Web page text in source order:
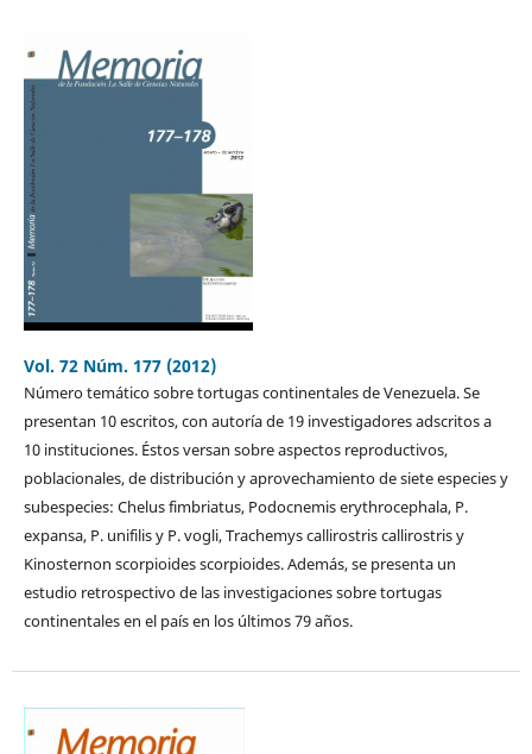
Vol. 72 Núm. 177 (2012)
Número temático sobre tortugas continentales de Venezuela. Se
presentan 10 escritos, con autoría de 19 investigadores adscritos a
10 instituciones. Éstos versan sobre aspectos reproductivos,
poblacionales, de distribución y aprovechamiento de siete especies y
subespecies: Chelus fimbriatus, Podocnemis erythrocephala, P.
expansa, P. unifilis y P. vogli, Trachemys callirostris callirostris y
Kinosternon scorpioides scorpioides. Además, se presenta un
estudio retrospectivo de las investigaciones sobre tortugas
continentales en el país en los últimos 79 años.